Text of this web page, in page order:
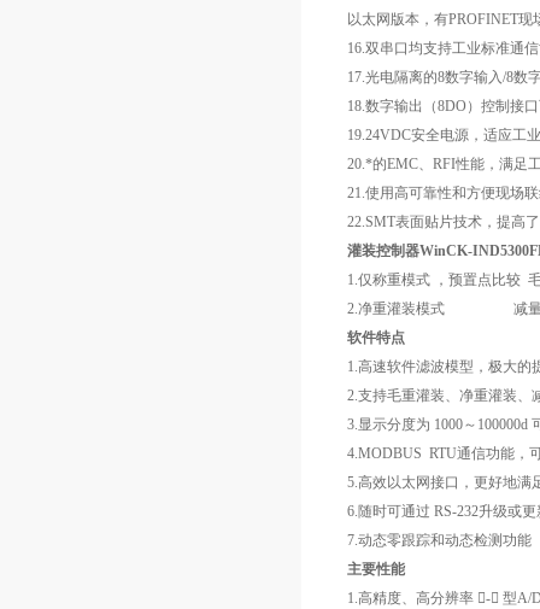
以太网版本，有PROFINET现
16.双串口均支持工业标准通
17.光电隔离的8数字输入/8数
18.数字输出（8DO）控制接
19.24VDC安全电源，适应工
20.*的EMC、RFI性能，满足
21.使用高可靠性和方便现场
22.SMT表面贴片技术，提高
灌装控制器WinCK-
1.仅称重模式 ，预置点比较
2.净重灌装模式 减量
软件特点
1.高速软件滤波模型，极大的
2.支持毛重灌装、净重灌装、
3.显示分度为 1000～100000d
4.MODBUS RTU通信功能，
5.高效以太网接口，更好地满
6.随时可通过 RS-232升级或
7.动态零跟踪和动态检测功能
主要性能
1.高精度、高分辨率 - 型A/